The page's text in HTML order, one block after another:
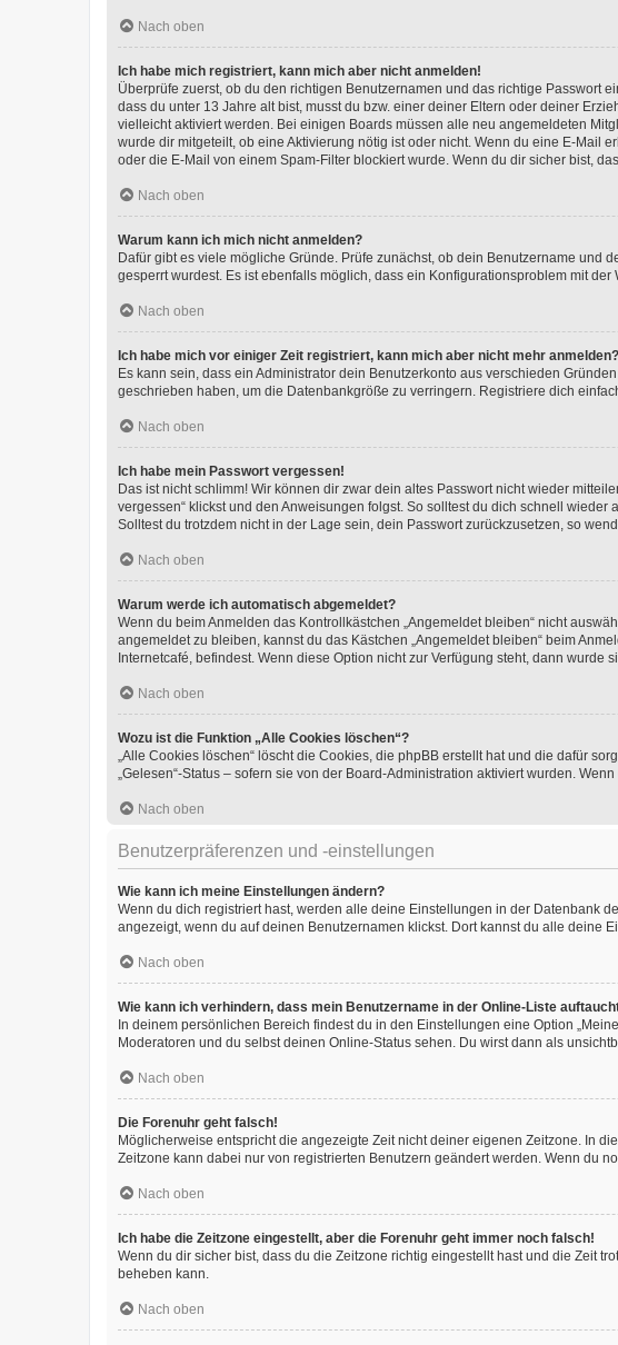
Nach oben
Ich habe mich registriert, kann mich aber nicht anmelden!
Überprüfe zuerst, ob du den richtigen Benutzernamen und das richtige Passwort
dass du unter 13 Jahre alt bist, musst du bzw. einer deiner Eltern oder deiner
vielleicht aktiviert werden. Bei einigen Boards müssen alle neu angemeldeten
wurde dir mitgeteilt, ob eine Aktivierung nötig ist oder nicht. Wenn du eine E-Mail
oder die E-Mail von einem Spam-Filter blockiert wurde. Wenn du dir sicher bist,
Nach oben
Warum kann ich mich nicht anmelden?
Dafür gibt es viele mögliche Gründe. Prüfe zunächst, ob dein Benutzername und
gesperrt wurdest. Es ist ebenfalls möglich, dass ein Konfigurationsproblem mit
Nach oben
Ich habe mich vor einiger Zeit registriert, kann mich aber nicht mehr
Es kann sein, dass ein Administrator dein Benutzerkonto aus verschieden
geschrieben haben, um die Datenbankgröße zu verringern. Registriere dich
Nach oben
Ich habe mein Passwort vergessen!
Das ist nicht schlimm! Wir können dir zwar dein altes Passwort nicht wieder
vergessen“ klickst und den Anweisungen folgst. So solltest du dich schnell wieder
Solltest du trotzdem nicht in der Lage sein, dein Passwort zurückzusetzen, so
Nach oben
Warum werde ich automatisch abgemeldet?
Wenn du beim Anmelden das Kontrollkästchen „Angemeldet bleiben“ nicht
angemeldet zu bleiben, kannst du das Kästchen „Angemeldet bleiben“ beim
Internetcafé, befindest. Wenn diese Option nicht zur Verfügung steht, dann
Nach oben
Wozu ist die Funktion „Alle Cookies löschen“?
„Alle Cookies löschen“ löscht die Cookies, die phpBB erstellt hat und die dafür
„Gelesen“-Status – sofern sie von der Board-Administration aktiviert wurden.
Nach oben
Benutzerpräferenzen und -einstellungen
Wie kann ich meine Einstellungen ändern?
Wenn du dich registriert hast, werden alle deine Einstellungen in der Datenbank
angezeigt, wenn du auf deinen Benutzernamen klickst. Dort kannst du alle deine
Nach oben
Wie kann ich verhindern, dass mein Benutzername in der Online-Liste
In deinem persönlichen Bereich findest du in den Einstellungen eine Option
Moderatoren und du selbst deinen Online-Status sehen. Du wirst dann als
Nach oben
Die Forenuhr geht falsch!
Möglicherweise entspricht die angezeigte Zeit nicht deiner eigenen Zeitzone. In
Zeitzone kann dabei nur von registrierten Benutzern geändert werden. Wenn du
Nach oben
Ich habe die Zeitzone eingestellt, aber die Forenuhr geht immer noch falsch!
Wenn du dir sicher bist, dass du die Zeitzone richtig eingestellt hast und die Zeit
beheben kann.
Nach oben